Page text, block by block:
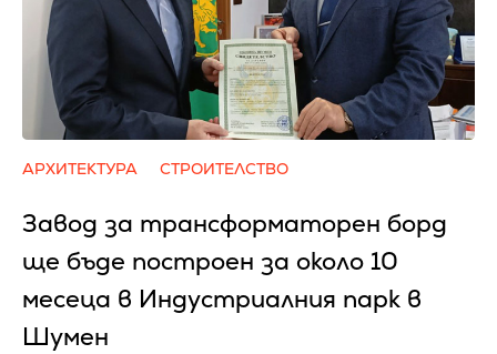
АРХИТЕКТУРА СТРОИТЕЛСТВО
Завод за трансформаторен борд
ще бъде построен за около 10
месеца в Индустриалния парк в
Шумен